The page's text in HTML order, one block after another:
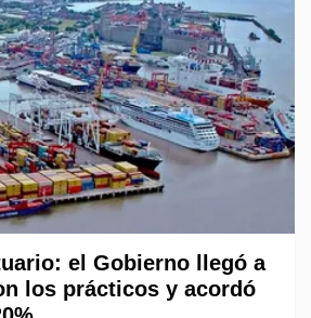
el Gobierno llegó a
los prácticos y acordó